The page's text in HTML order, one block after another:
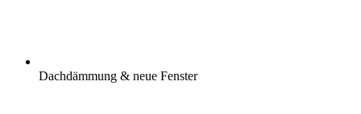
Dachdämmung & neue Fenster